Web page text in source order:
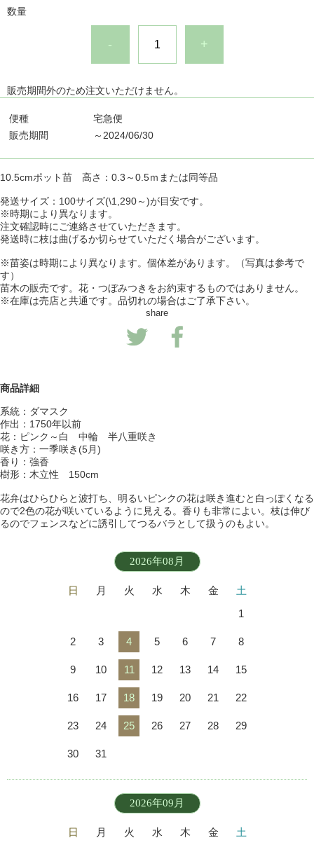
数量
- +
販売期間外のため注文いただけません。
便種
宅急便
販売期間
～2024/06/30
10.5cmポット苗 高さ：0.3～0.5ｍまたは同等品
発送サイズ：100サイズ(\1,290～)が目安です。
※時期により異なります。
注文確認時にご連絡させていただきます。
発送時に枝は曲げるか切らせていただく場合がございます。
※苗姿は時期により異なります。個体差があります。（写真は参考で
す）
苗木の販売です。花・つぼみつきをお約束するものではありません。
※在庫は売店と共通です。品切れの場合はご了承下さい。
share
商品詳細
系統：ダマスク
作出：1750年以前
花：ピンク～白 中輪 半八重咲き
咲き方：一季咲き(5月)
香り：強香
樹形：木立性 150cm
花弁はひらひらと波打ち、明るいピンクの花は咲き進むと白っぽくなる
ので2色の花が咲いているように見える。香りも非常によい。枝は伸び
るのでフェンスなどに誘引してつるバラとして扱うのもよい。
2026年08月
日 月 火 水 木 金
土
1
2 3 4 5 6 7 8
9 10 11 12 13 14 15
16 17 18 19 20 21 22
23 24 25 26 27 28 29
30 31
2026年09月
日 月 火 水 木 金
土